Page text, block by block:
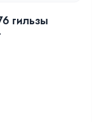
гильзы